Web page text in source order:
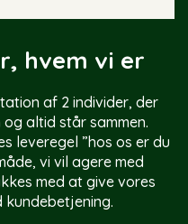
hvem vi er
af 2 individer, der
altid står sammen.
leveregel ”hos os er du
vi vil agere med
med at give vores